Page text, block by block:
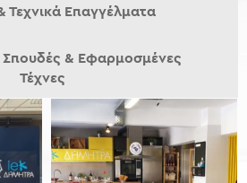
Τεχνικά Επαγγέλματα
Σπουδές & Εφαρμοσμένες
Τέχνες